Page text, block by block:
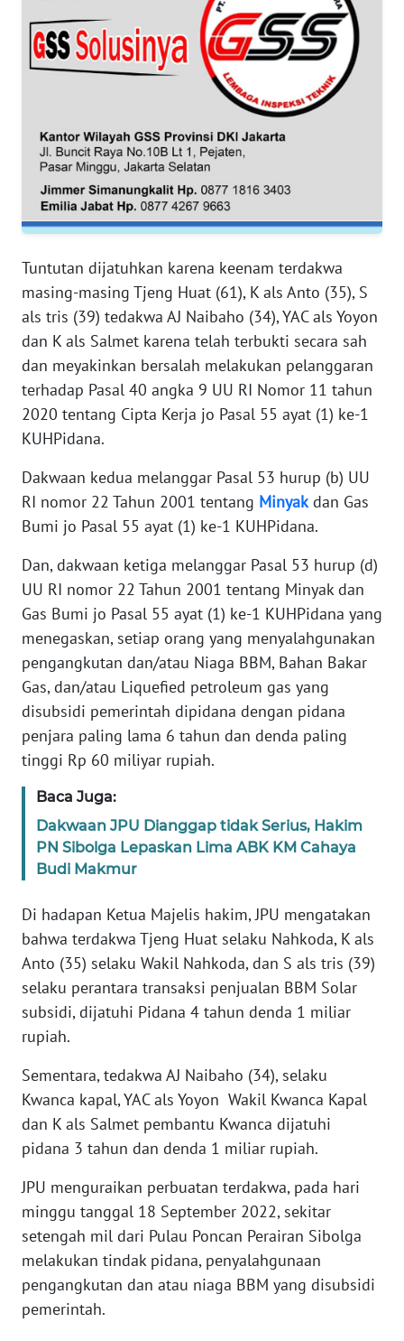
Tuntutan dijatuhkan karena keenam terdakwa
masing-masing Tjeng Huat (61), K als Anto (35), S
als tris (39) tedakwa AJ Naibaho (34), YAC als Yoyon
dan K als Salmet karena telah terbukti secara sah
dan meyakinkan bersalah melakukan pelanggaran
terhadap Pasal 40 angka 9 UU RI Nomor 11 tahun
2020 tentang Cipta Kerja jo Pasal 55 ayat (1) ke-1
KUHPidana.
Dakwaan kedua melanggar Pasal 53 hurup (b) UU
RI nomor 22 Tahun 2001 tentang Minyakdan Gas
Bumi jo Pasal 55 ayat (1) ke-1 KUHPidana.
Dan, dakwaan ketiga melanggar Pasal 53 hurup (d)
UU RI nomor 22 Tahun 2001 tentang Minyak dan
Gas Bumi jo Pasal 55 ayat (1) ke-1 KUHPidana yang
menegaskan, setiap orang yang menyalahgunakan
pengangkutan dan/atau Niaga BBM, Bahan Bakar
Gas, dan/atau Liquefied petroleum gas yang
disubsidi pemerintah dipidana dengan pidana
penjara paling lama 6 tahun dan denda paling
tinggi Rp 60 miliyar rupiah.
Baca Juga:
Dakwaan JPU Dianggap tidak Serius, Hakim
PN Sibolga Lepaskan Lima ABK KM Cahaya
Budi Makmur
Di hadapan Ketua Majelis hakim, JPU mengatakan
bahwa terdakwa Tjeng Huat selaku Nahkoda, K als
Anto (35) selaku Wakil Nahkoda, dan S als tris (39)
selaku perantara transaksi penjualan BBM Solar
subsidi, dijatuhi Pidana 4 tahun denda 1 miliar
rupiah.
Sementara, tedakwa AJ Naibaho (34), selaku
Kwanca kapal, YAC als Yoyon Wakil Kwanca Kapal
dan K als Salmet pembantu Kwanca dijatuhi
pidana 3 tahun dan denda 1 miliar rupiah.
JPU menguraikan perbuatan terdakwa, pada hari
minggu tanggal 18 September 2022, sekitar
setengah mil dari Pulau Poncan Perairan Sibolga
melakukan tindak pidana, penyalahgunaan
pengangkutan dan atau niaga BBM yang disubsidi
pemerintah.
WN
PAPUA
BARAT
RIAU
SERAMBI
JAMBI
WN
SULTRA
WN
NTB
WN
SULTENG
SULBAR
WN
WN
SUMBAR
WN
SUMSEL
BENGKULU
WN
LAMPUNG
WN
JATENG
WN
NUSANTARA
JOGJA
WN
WN
BALI
WN
KALBAR
WN